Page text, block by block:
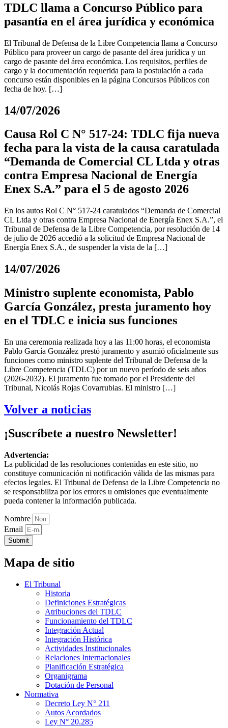
TDLC llama a Concurso Público para
pasantía en el área jurídica y económica
El Tribunal de Defensa de la Libre Competencia llama a Concurso
Público para proveer un cargo de pasante del área jurídica y un
cargo de pasante del área económica. Los requisitos, perfiles de
cargo y la documentación requerida para la postulación a cada
concurso están disponibles en la página Concursos Públicos con
fecha de hoy. […]
14/07/2026
Causa Rol C N° 517-24: TDLC fija nueva
fecha para la vista de la causa caratulada
“Demanda de Comercial CL Ltda y otras
contra Empresa Nacional de Energía
Enex S.A.” para el 5 de agosto 2026
En los autos Rol C N° 517-24 caratulados “Demanda de Comercial
CL Ltda y otras contra Empresa Nacional de Energía Enex S.A.”, el
Tribunal de Defensa de la Libre Competencia, por resolución de 14
de julio de 2026 accedió a la solicitud de Empresa Nacional de
Energía Enex S.A., de suspender la vista de la […]
14/07/2026
Ministro suplente economista, Pablo
García González, presta juramento hoy
en el TDLC e inicia sus funciones
En una ceremonia realizada hoy a las 11:00 horas, el economista
Pablo García González prestó juramento y asumió oficialmente sus
funciones como ministro suplente del Tribunal de Defensa de la
Libre Competencia (TDLC) por un nuevo período de seis años
(2026-2032). El juramento fue tomado por el Presidente del
Tribunal, Nicolás Rojas Covarrubias. El ministro […]
Volver a noticias
¡Suscríbete a nuestro Newsletter!
Advertencia:
La publicidad de las resoluciones contenidas en este sitio, no
constituye comunicación ni notificación válida de las mismas para
efectos legales. El Tribunal de Defensa de la Libre Competencia no
se responsabiliza por los errores u omisiones que eventualmente
pueda contener la información publicada.
Nombre
Email
Submit
Mapa de sitio
El Tribunal
Historia
Definiciones Estratégicas
Atribuciones del TDLC
Funcionamiento del TDLC
Integración Actual
Integración Histórica
Actividades Institucionales
Relaciones Internacionales
Planificación Estratégica
Organigrama
Dotación de Personal
Normativa
Decreto Ley N° 211
Autos Acordados
Ley N° 20.285